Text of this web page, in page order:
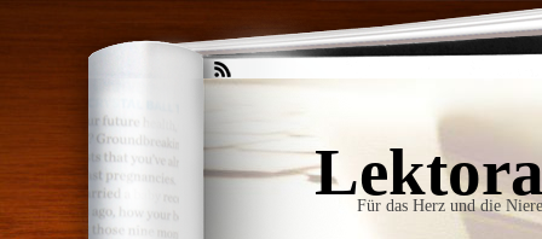
Für das Herz und die